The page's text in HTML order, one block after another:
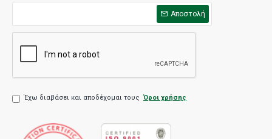
Αποστολή
Έχω διαβάσει και αποδέχομαι τους Όροι χρήσης